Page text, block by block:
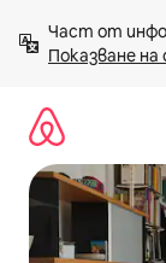
към
съдържанието
Показване на